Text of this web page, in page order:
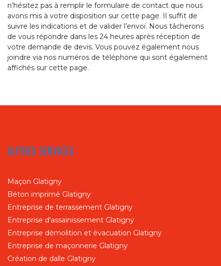
n’hésitez pas à remplir le formulaire de contact que nous
avons mis à votre disposition sur cette page. Il suffit de
suivre les indications et de valider l’envoi. Nous tâcherons
de vous répondre dans les 24 heures après réception de
votre demande de devis. Vous pouvez également nous
joindre via nos numéros de téléphone qui sont également
affichés sur cette page.
AUTRES SERVICES
Maçon Glatigny
Béton imprimé Glatigny
Entreprise de terrassement Glatigny
Entreprise d'assainissement Glatigny
Entreprise démolition et évacuation Glatigny
Entreprise de maçonnerie Glatigny
Création de dalle Glatigny